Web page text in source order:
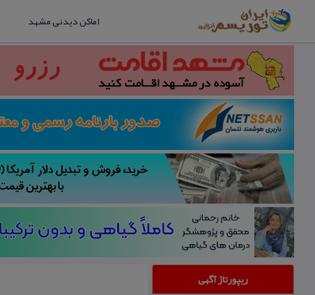
اماکن دیدنی مشهد
ریپورتاژ آگهی